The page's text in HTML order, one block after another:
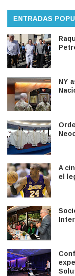
ENTRADAS
NY
A
el